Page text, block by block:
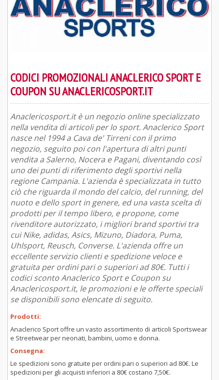
CODICI PROMOZIONALI ANACLERICO SPORT E
COUPON SU ANACLERICOSPORT.IT
Anaclericosport.it è un negozio online specializzato
nella vendita di articoli per lo sport. Anaclerico Sport
nasce nel 1994 a Cava de' Tirreni con il primo
negozio, seguito poi con l'apertura di altri punti
vendita a Salerno, Nocera e Pagani, diventando così
uno dei punti di riferimento degli sportivi nella
regione Campania. L'azienda è specializzata in tutto
ciò che riguarda il mondo del calcio, del running, del
nuoto e dello sport in genere, ed una vasta scelta di
prodotti per il tempo libero, e propone, come
rivenditore autorizzato, i migliori brand sportivi tra
cui Nike, adidas, Asics, Mizuno, Diadora, Puma,
Uhlsport, Reusch, Converse. L'azienda offre un
eccellente servizio clienti e spedizione veloce e
gratuita per ordini pari o superiori ad 80€. Tutti i
codici sconto Anaclerico Sport e Coupon su
Anaclericosport.it, le promozioni e le offerte speciali
se disponibili sono elencate di seguito.
Prodotti:
Anaclerico Sport offre un vasto assortimento di articoli Sportswear
e Streetwear per neonati, bambini, uomo e donna.
Consegna:
Le spedizioni sono gratuite per ordini pari o superiori ad 80€. Le
spedizioni per gli acquisti inferiori a 80€ costano 7,50€.